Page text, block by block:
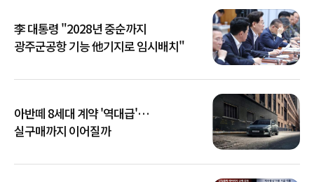
李 대통령 "2028년 중순까지
광주군공항 기능 他기지로 임시배치"
아반떼 8세대 계약 '역대급'…
실구매까지 이어질까